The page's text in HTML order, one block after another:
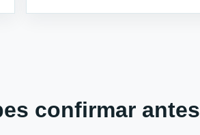
confirmar antes